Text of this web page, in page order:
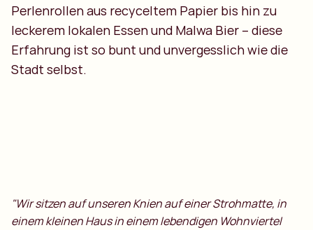
Perlenrollen aus recyceltem Papier bis hin zu
leckerem lokalen Essen und Malwa Bier – diese
Erfahrung ist so bunt und unvergesslich wie die
Stadt selbst.
"Wir sitzen auf unseren Knien auf einer Strohmatte, in
einem kleinen Haus in einem lebendigen Wohnviertel